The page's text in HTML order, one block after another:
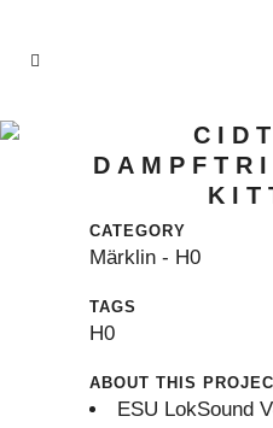
CATEGORY
Märklin - H0
TAGS
H0
ABOUT THIS
ESU LokSound